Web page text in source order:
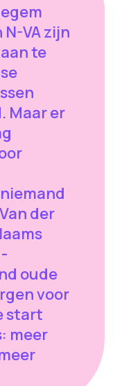
VA zijn
te
Maar er
der
oude
voor
start
meer